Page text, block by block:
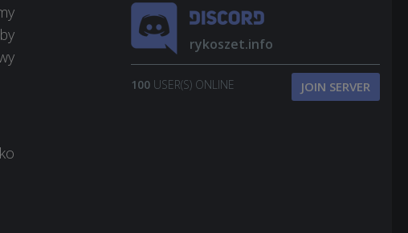
rykoszet.info
100 USER(S) ONLINE JOIN SERVER